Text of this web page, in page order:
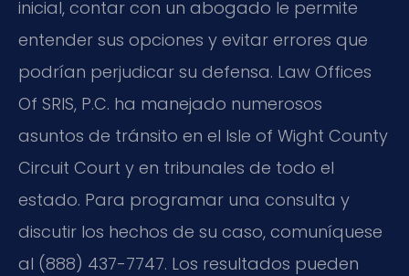
inicial, contar con un abogado le permite
entender sus opciones y evitar errores que
podrían perjudicar su defensa. Law Offices
Of SRIS, P.C. ha manejado numerosos
asuntos de tránsito en el Isle of Wight County
Circuit Court y en tribunales de todo el
estado. Para programar una consulta y
discutir los hechos de su caso, comuníquese
al (888) 437-7747. Los resultados pueden